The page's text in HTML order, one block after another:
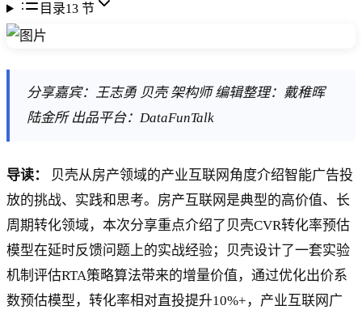
目录13节
分享嘉宾：王志勇 贝壳 架构师 编辑整理：戴稚晖
陆金所 出品平台：DataFunTalk
导读：
贝壳从房产领域的产业互联网角度介绍智能广告投
放的挑战、实践和思考。房产互联网是典型的高价值、长
周期转化领域，本次分享重点介绍了贝壳CVR转化率预估
模型在延时反馈问题上的实战经验；贝壳设计了一套实验
机制评估RTA策略算法带来的增量价值，通过优化出价系
数预估模型，转化率相对直投提升10%+，产业互联网广